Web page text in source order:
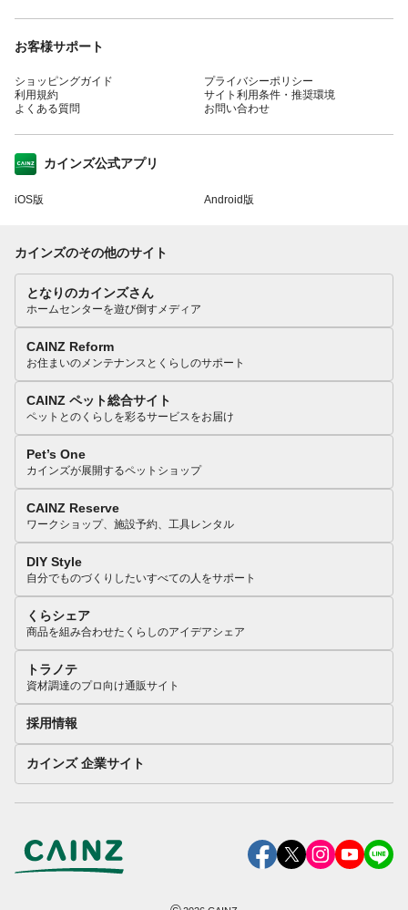
お客様サポート
ショッピングガイド
利用規約
よくある質問
プライバシーポリシー
サイト利用条件・推奨環境
お問い合わせ
カインズ公式アプリ
iOS版 Android版
カインズのその他のサイト
となりのカインズさん
ホームセンターを遊び倒すメディア
CAINZ Reform
お住まいのメンテナンスとくらしのサポート
CAINZ ペット総合サイト
ペットとのくらしを彩るサービスをお届け
Pet’s One
カインズが展開するペットショップ
CAINZ Reserve
ワークショップ、施設予約、工具レンタル
DIY Style
自分でものづくりしたいすべての人をサポート
くらシェア
商品を組み合わせたくらしのアイデアシェア
トラノテ
資材調達のプロ向け通販サイト
採用情報
カインズ 企業サイト